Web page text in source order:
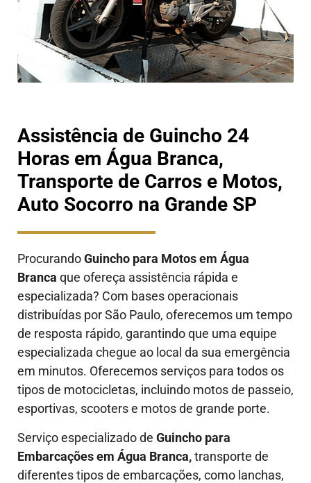
Assistência de Guincho 24
Horas em Água Branca,
Transporte de Carros e Motos,
Auto Socorro na Grande SP
ProcurandoGuincho para Motos em Água
Branca que ofereça assistência rápida e
especializada? Com bases operacionais
distribuídas por São Paulo, oferecemos um tempo
de resposta rápido, garantindo que uma equipe
especializada chegue ao local da sua emergência
em minutos. Oferecemos serviços para todos os
tipos de motocicletas, incluindo motos de passeio,
esportivas, scooters e motos de grande porte.
Serviço especializado de Guincho para
Embarcações em Água Branca,transporte de
diferentes tipos de embarcações, como lanchas,